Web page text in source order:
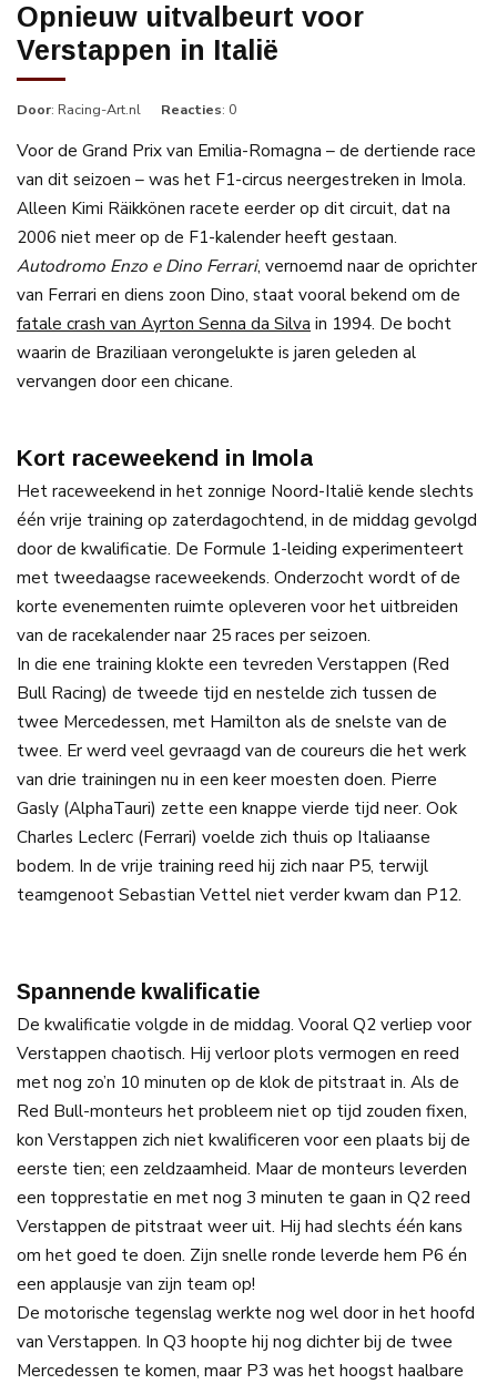
Opnieuw uitvalbeurt voor
Verstappen in Italië
Door: Racing-Art.nl Reacties: 0
Voor de Grand Prix van Emilia-Romagna – de dertiende race
van dit seizoen – was het F1-circus neergestreken in Imola.
Alleen Kimi Räikkönen racete eerder op dit circuit, dat na
2006 niet meer op de F1-kalender heeft gestaan.
Autodromo Enzo e Dino Ferrari, vernoemd naar de oprichter
van Ferrari en diens zoon Dino, staat vooral bekend om de
fatale crash van Ayrton Senna da Silva in 1994. De bocht
waarin de Braziliaan verongelukte is jaren geleden al
vervangen door een chicane.
Kort raceweekend in Imola
Het raceweekend in het zonnige Noord-Italië kende slechts
één vrije training op zaterdagochtend, in de middag gevolgd
door de kwalificatie. De Formule 1-leiding experimenteert
met tweedaagse raceweekends. Onderzocht wordt of de
korte evenementen ruimte opleveren voor het uitbreiden
van de racekalender naar 25 races per seizoen.
In die ene training klokte een tevreden Verstappen (Red
Bull Racing) de tweede tijd en nestelde zich tussen de
twee Mercedessen, met Hamilton als de snelste van de
twee. Er werd veel gevraagd van de coureurs die het werk
van drie trainingen nu in een keer moesten doen. Pierre
Gasly (AlphaTauri) zette een knappe vierde tijd neer. Ook
Charles Leclerc (Ferrari) voelde zich thuis op Italiaanse
bodem. In de vrije training reed hij zich naar P5, terwijl
teamgenoot Sebastian Vettel niet verder kwam dan P12.
Spannende kwalificatie
De kwalificatie volgde in de middag. Vooral Q2 verliep voor
Verstappen chaotisch. Hij verloor plots vermogen en reed
met nog zo’n 10 minuten op de klok de pitstraat in. Als de
Red Bull-monteurs het probleem niet op tijd zouden fixen,
kon Verstappen zich niet kwalificeren voor een plaats bij de
eerste tien; een zeldzaamheid. Maar de monteurs leverden
een topprestatie en met nog 3 minuten te gaan in Q2 reed
Verstappen de pitstraat weer uit. Hij had slechts één kans
om het goed te doen. Zijn snelle ronde leverde hem P6 én
een applausje van zijn team op!
De motorische tegenslag werkte nog wel door in het hoofd
van Verstappen. In Q3 hoopte hij nog dichter bij de twee
Mercedessen te komen, maar P3 was het hoogst haalbare